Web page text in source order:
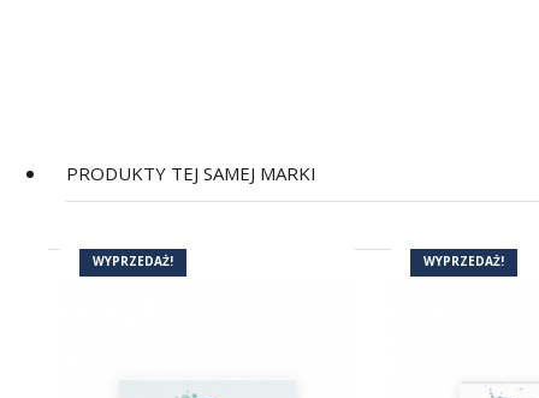
PRODUKTY TEJ SAMEJ MARKI
WYPRZEDAŻ! WYPRZEDAŻ!